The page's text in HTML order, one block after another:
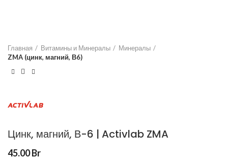
Главная Витамины и Минералы
Минералы
ZMA (цинк, магний, В6)
Цинк, магний, В-6 | Activlab ZMA
45.00Br